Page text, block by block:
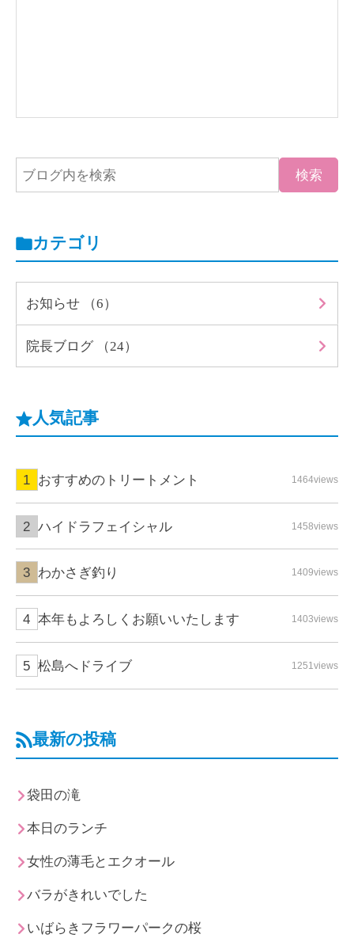
カテゴリ
お知らせ （6）
院長ブログ （24）
人気記事
おすすめのトリートメント 1464views
ハイドラフェイシャル 1458views
わかさぎ釣り 1409views
本年もよろしくお願いいたします 1403views
松島へドライブ 1251views
最新の投稿
袋田の滝
本日のランチ
女性の薄毛とエクオール
バラがきれいでした
いばらきフラワーパークの桜